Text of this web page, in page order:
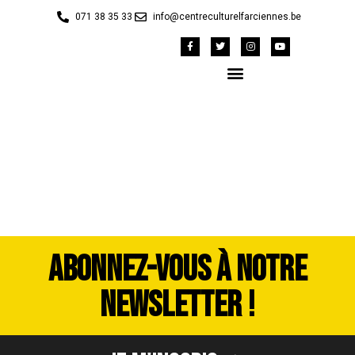
071 38 35 33 info@centreculturelfarciennes.be
ABONNEZ-VOUS À NOTRE
NEWSLETTER !